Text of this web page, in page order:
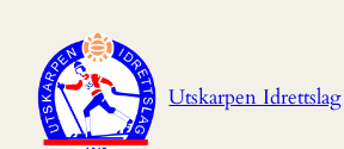
innhold
Utskarpen Idrettslag